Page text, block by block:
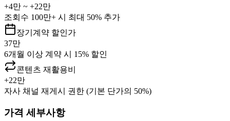
+4만 ~ +22만
조회수 100만+ 시 최대 50% 추가
장기계약 할인가
37만
6개월 이상 계약 시 15% 할인
콘텐츠 재활용비
+22만
자사 채널 재게시 권한 (기본 단가의 50%)
가격 세부사항